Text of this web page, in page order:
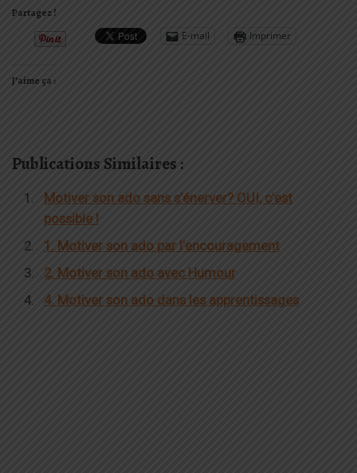
Partagez !
E-mail Imprimer
J’aime ça :
Publications Similaires :
Motiver son ado sans s’énerver? OUI, c’est
possible !
1. Motiver son ado par l’encouragement
2. Motiver son ado avec Humour
4. Motiver son ado dans les apprentissages